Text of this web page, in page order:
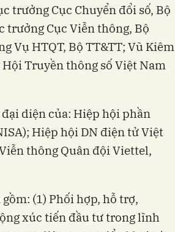
trưởng Cục Chuyển đổi số, Bộ
trưởng Cục Viễn thông, Bộ
Vụ HTQT, Bộ TT&TT; Vũ Kiêm
Truyền thông số Việt Nam
diện của: Hiệp hội phần
Hiệp hội DN điện tử Việt
thông Quân đội Viettel,
(1) Phối hợp, hỗ trợ,
xúc tiến đầu tư trong lĩnh